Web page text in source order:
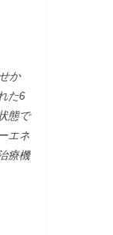
か
た6
態で
エネ
療機